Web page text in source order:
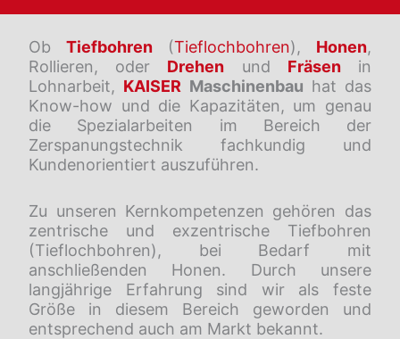
ObTiefbohren (Tieflochbohren), Honen,
Rollieren, oder Drehen und Fräsenin
Lohnarbeit, KAISER Maschinenbau hat das
Know-how und die Kapazitäten, um genau
die Spezialarbeiten im Bereich der
Zerspanungstechnik fachkundig und
Kundenorientiert auszuführen.
Zu unseren Kernkompetenzen gehören das
zentrische und exzentrische Tiefbohren
(Tieflochbohren), bei Bedarf mit
anschließenden Honen. Durch unsere
langjährige Erfahrung sind wir als feste
Größe in diesem Bereich geworden und
entsprechend auch am Markt bekannt.